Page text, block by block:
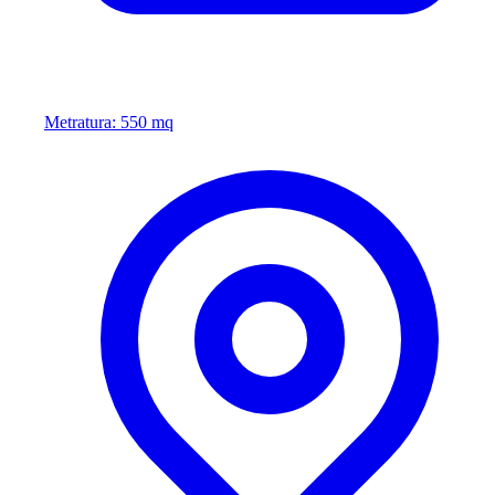
Metratura: 550 mq